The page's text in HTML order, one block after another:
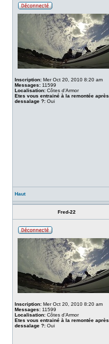
Inscription: Mer Oct 20, 2010 8:20 am
Messages: 11599
Localisation: Côtes d'Armor
Etes vous entrainé à la remontée après
dessalage ?: Oui
Haut
Fred-22
Inscription: Mer Oct 20, 2010 8:20 am
Messages: 11599
Localisation: Côtes d'Armor
Etes vous entrainé à la remontée après
dessalage ?: Oui